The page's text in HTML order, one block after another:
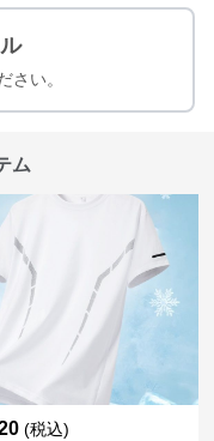
さい。
ム
(税込)